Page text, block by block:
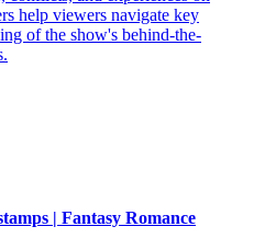
help viewers navigate key
of the show's behind-the-
| Fantasy Romance